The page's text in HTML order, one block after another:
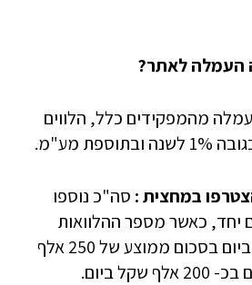
העמלה לאתר?
עמלה מהמפקידים כלל, הלווים
מע"מ.
במחצית : סה"כ נוספו
יחד, כאשר מספר ההלוואות
שלנו עומד על כ- 10 ביום בסכום ממוצע של 250 אלף
ביום.